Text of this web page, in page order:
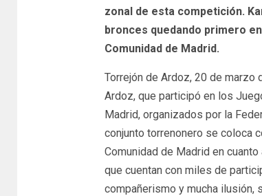
zonal de esta competición.
bronces quedando primero
Comunidad de Madrid.
Torrejón de Ardoz, 20 de marzo
Ardoz, que participó en los
Madrid, organizados por la
conjunto torrenonero se coloca
Comunidad de Madrid en
que cuentan con miles de
compañerismo y mucha ilusión,